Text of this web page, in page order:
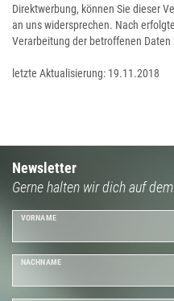
Direktwerbung, können Sie dieser
an uns widersprechen. Nach
Verarbeitung der betroffenen
letzte Aktualisierung: 19.11.2018
Newsletter
Gerne halten wir dich auf
VORNAME
NACHNAME